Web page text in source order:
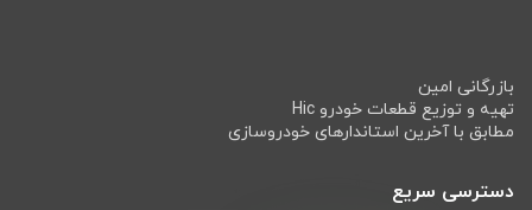
بازرگانی امین
تهیه و توزیع قطعات خودرو Hic
مطابق با آخرین استاندارهای خودروسازی
دسترسی سریع